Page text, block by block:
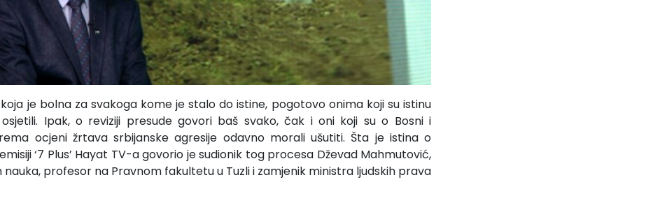
je bolna za svakoga kome je stalo do istine, pogotovo onima koji su istinu
Ipak, o reviziji presude govori baš svako, čak i oni koji su o Bosni i
ocjeni žrtava srbijanske agresije odavno morali ušutiti. Šta je istina o
‘7 Plus’ Hayat TV-a govorio je sudionik tog procesa Dževad Mahmutović,
profesor na Pravnom fakultetu u Tuzli i zamjenik ministra ljudskih prava